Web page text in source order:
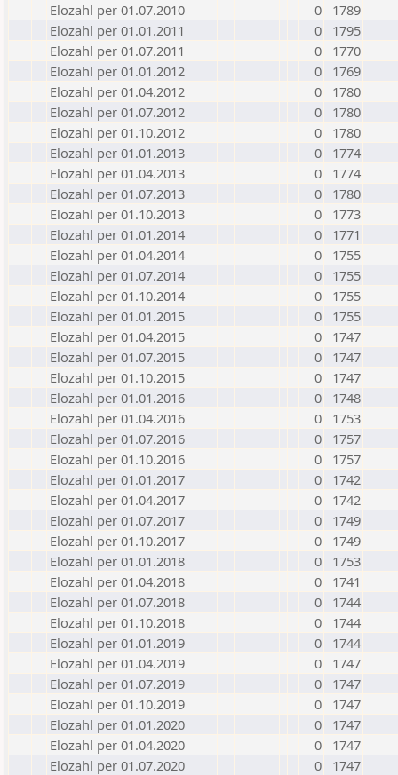
Elozahl per 01.07.2010
0
1789
Elozahl per 01.01.2011
0
1795
Elozahl per 01.07.2011
0
1770
Elozahl per 01.01.2012
0
1769
Elozahl per 01.04.2012
0
1780
Elozahl per 01.07.2012
0
1780
Elozahl per 01.10.2012
0
1780
Elozahl per 01.01.2013
0
1774
Elozahl per 01.04.2013
0
1774
Elozahl per 01.07.2013
0
1780
Elozahl per 01.10.2013
0
1773
Elozahl per 01.01.2014
0
1771
Elozahl per 01.04.2014
0
1755
Elozahl per 01.07.2014
0
1755
Elozahl per 01.10.2014
0
1755
Elozahl per 01.01.2015
0
1755
Elozahl per 01.04.2015
0
1747
Elozahl per 01.07.2015
0
1747
Elozahl per 01.10.2015
0
1747
Elozahl per 01.01.2016
0
1748
Elozahl per 01.04.2016
0
1753
Elozahl per 01.07.2016
0
1757
Elozahl per 01.10.2016
0
1757
Elozahl per 01.01.2017
0
1742
Elozahl per 01.04.2017
0
1742
Elozahl per 01.07.2017
0
1749
Elozahl per 01.10.2017
0
1749
Elozahl per 01.01.2018
0
1753
Elozahl per 01.04.2018
0
1741
Elozahl per 01.07.2018
0
1744
Elozahl per 01.10.2018
0
1744
Elozahl per 01.01.2019
0
1744
Elozahl per 01.04.2019
0
1747
Elozahl per 01.07.2019
0
1747
Elozahl per 01.10.2019
0
1747
Elozahl per 01.01.2020
0
1747
Elozahl per 01.04.2020
0
1747
Elozahl per 01.07.2020
0
1747